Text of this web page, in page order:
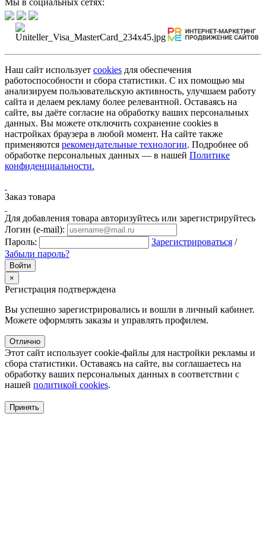
Наш сайт использует cookies для обеспечения
работоспособности и сбора статистики. С их помощью мы
анализируем пользовательскую активность, улучшаем работу
сайта и делаем рекламу более релевантной. Оставаясь на
сайте, вы даёте согласие на обработку ваших персональных
данных. Вы можете отключить сохранение cookies в
настройках браузера в любой момент. На сайте также
применяются рекомендательные технологии. Подробнее об
обработке персональных данных — в нашей Политике
конфиденциальности.
Заказ товара
Для добавления товара авторизуйтесь или зарегистрируйтесь
Логин (e-mail):
Пароль:
Зарегистрироваться /
Забыли пароль?
×
Регистрация подтверждена
Вы успешно зарегистрировались и вошли в личный кабинет.
Можете оформлять заказы и управлять профилем.
Отлично
Этот сайт использует cookie-файлы для настройки рекламы и
сбора статистики. Оставаясь на сайте, вы соглашаетесь на
обработку ваших персональных данных в соответствии с
нашей политикой cookies.
Принять